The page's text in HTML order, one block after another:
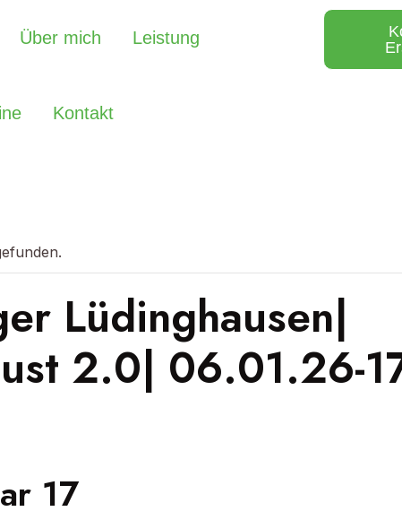
Über mich Leistung
Kontakt
Lüdinghausen|
2.0| 06.01.26-
17